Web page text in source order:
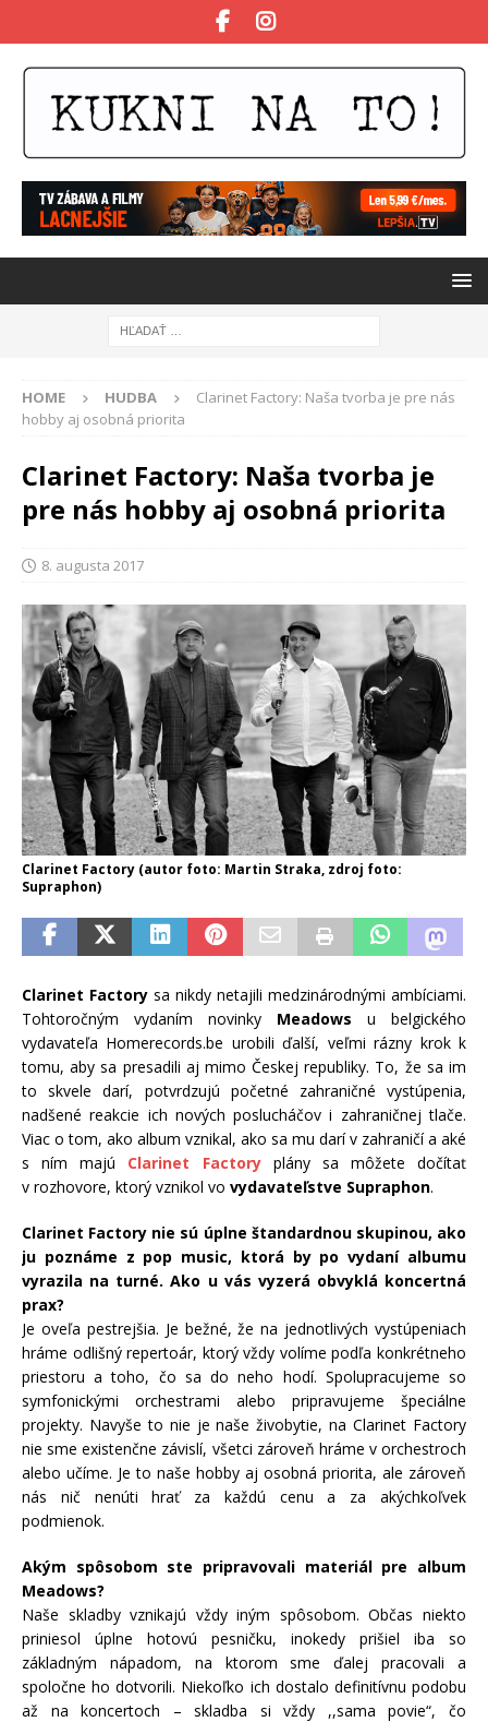
HOME HUDBA
Clarinet Factory: Naša tvorba je pre nás
hobby aj osobná priorita
Clarinet Factory: Naša tvorba je
pre nás hobby aj osobná priorita
8. augusta 2017
Clarinet Factory (autor foto: Martin Straka, zdroj foto:
Supraphon)
Clarinet Factory sa nikdy netajili medzinárodnými ambíciami.
Tohtoročným vydaním novinky Meadows u belgického
vydavateľa Homerecords.be urobili ďalší, veľmi rázny krok k
tomu, aby sa presadili aj mimo Českej republiky. To, že sa im
to skvele darí, potvrdzujú početné zahraničné vystúpenia,
nadšené reakcie ich nových poslucháčov i zahraničnej tlače.
Viac o tom, ako album vznikal, ako sa mu darí v zahraničí a aké
s ním majú Clarinet Factoryplány sa môžete dočítať
v rozhovore, ktorý vznikol vo vydavateľstve Supraphon.
Clarinet Factory nie sú úplne štandardnou skupinou, ako
ju poznáme z pop music, ktorá by po vydaní albumu
vyrazila na turné. Ako u vás vyzerá obvyklá koncertná
prax?
Je oveľa pestrejšia. Je bežné, že na jednotlivých vystúpeniach
hráme odlišný repertoár, ktorý vždy volíme podľa konkrétneho
priestoru a toho, čo sa do neho hodí. Spolupracujeme so
symfonickými orchestrami alebo pripravujeme špeciálne
projekty. Navyše to nie je naše živobytie, na Clarinet Factory
nie sme existenčne závislí, všetci zároveň hráme v orchestroch
alebo učíme. Je to naše hobby aj osobná priorita, ale zároveň
nás nič nenúti hrať za každú cenu a za akýchkoľvek
podmienok.
Akým spôsobom ste pripravovali materiál pre album
Meadows?
Naše skladby vznikajú vždy iným spôsobom. Občas niekto
priniesol úplne hotovú pesničku, inokedy prišiel iba so
základným nápadom, na ktorom sme ďalej pracovali a
spoločne ho dotvorili. Niekoľko ich dostalo definitívnu podobu
až na koncertoch – skladba si vždy ,,sama povie“, čo